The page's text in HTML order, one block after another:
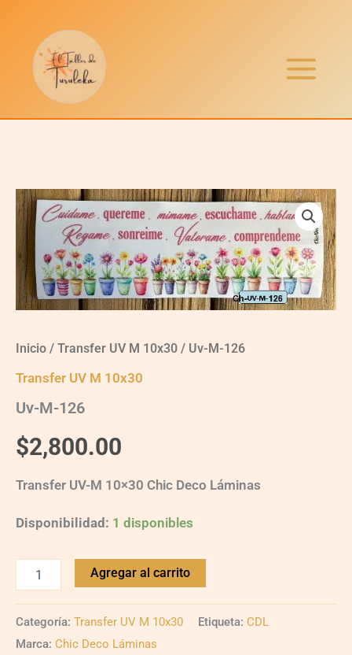
contenido
Inicio / Transfer UV M 10x30 / Uv-M-126
Transfer UV M 10x30
Uv-M-126
$2,800.00
Transfer UV-M 10×30 Chic Deco Láminas
Disponibilidad: 1 disponibles
Agregar al carrito
Categoría: Transfer UV M 10x30 Etiqueta: CDL
Marca: Chic Deco Láminas